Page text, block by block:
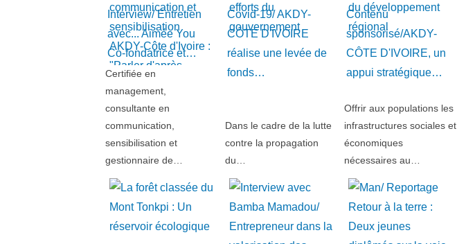
Interview/ Entretien
avec... Aimée You
Co-fondatrice et…
Certifiée en
management,
consultante en
communication,
sensibilisation et
gestionnaire de…
Covid-19/ AKDY-
CÔTE D'IVOIRE
réalise une levée de
fonds…
Dans le cadre de la lutte
contre la propagation
du…
Contenu
sponsorisé/AKDY-
CÔTE D'IVOIRE, un
appui stratégique…
Offrir aux populations les
infrastructures sociales et
économiques
nécessaires au…